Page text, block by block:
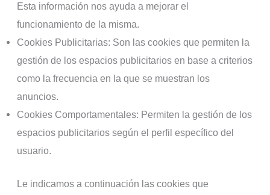
Esta información nos ayuda a mejorar el
funcionamiento de la misma.
Cookies Publicitarias: Son las cookies que permiten la
gestión de los espacios publicitarios en base a criterios
como la frecuencia en la que se muestran los
anuncios.
Cookies Comportamentales: Permiten la gestión de los
espacios publicitarios según el perfil específico del
usuario.
Le indicamos a continuación las cookies que